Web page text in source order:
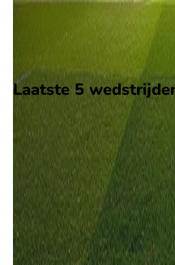
Athletic. De wedstrijd wordt
gespeeld in de EFL Cup.
Laatste 5
H2H
Wigan Athletic
8 aug
2026
Barnsley
Wigan Athletic
1
1
17 mrt 2026